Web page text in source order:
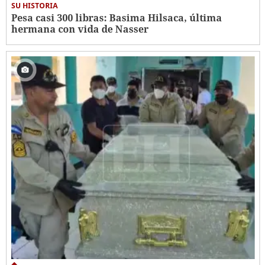
SU HISTORIA
Pesa casi 300 libras: Basima Hilsaca, última
hermana con vida de Nasser